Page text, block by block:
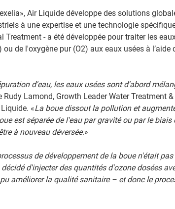
Air Liquide développe des solutions
à une expertise et une technologie
Treatment - a été développée pour traiter les
ou de l'oxygène pur (O2) aux eaux usées à l’aide
d'eau, les eaux usées sont d'abord
Rudy Lamond, Growth Leader Water Treatment
«La boue dissout la pollution et
est séparée de l'eau par gravité ou par le biais
à nouveau déversée.»
de développement de la boue n'était
d'injecter des quantités d'ozone dosées
améliorer la qualité sanitaire – et donc le